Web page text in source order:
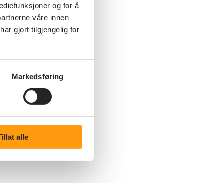
og for å
våre innen
gjort tilgjengelig for
Markedsføring
alle